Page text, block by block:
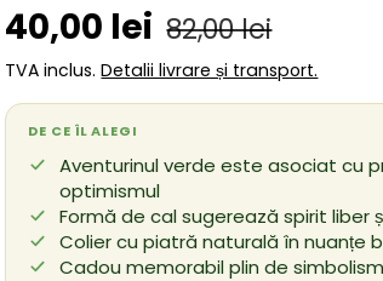
Preț de vânzare
40,00 lei Preț obișnuit
82,00 lei
TVA inclus.Detalii livrare și transport.
DE CE ÎL ALEGI
Aventurinul verde este asociat cu
optimismul
Formă de cal sugerează spirit liber
Colier cu piatră naturală în nuanțe
Cadou memorabil plin de simbolism